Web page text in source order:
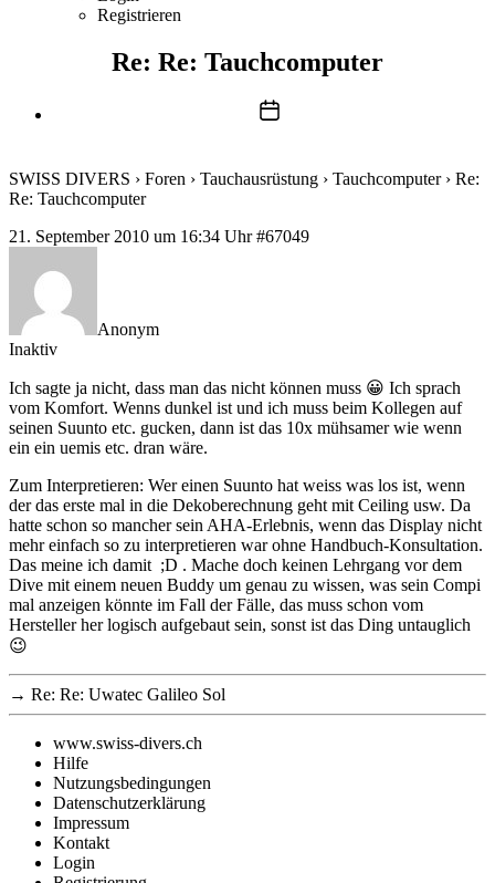
Registrieren
Re: Re: Tauchcomputer
Beitragsdatum
SWISS DIVERS › Foren › Tauchausrüstung › Tauchcomputer › Re:
Re: Tauchcomputer
21. September 2010 um 16:34 Uhr #67049
Anonym
Inaktiv
Ich sagte ja nicht, dass man das nicht können muss 😀 Ich sprach
vom Komfort. Wenns dunkel ist und ich muss beim Kollegen auf
seinen Suunto etc. gucken, dann ist das 10x mühsamer wie wenn
ein ein uemis etc. dran wäre.
Zum Interpretieren: Wer einen Suunto hat weiss was los ist, wenn
der das erste mal in die Dekoberechnung geht mit Ceiling usw. Da
hatte schon so mancher sein AHA-Erlebnis, wenn das Display nicht
mehr einfach so zu interpretieren war ohne Handbuch-Konsultation.
Das meine ich damit ;D . Mache doch keinen Lehrgang vor dem
Dive mit einem neuen Buddy um genau zu wissen, was sein Compi
mal anzeigen könnte im Fall der Fälle, das muss schon vom
Hersteller her logisch aufgebaut sein, sonst ist das Ding untauglich
😉
→ Re: Re: Uwatec Galileo Sol
www.swiss-divers.ch
Hilfe
Nutzungsbedingungen
Datenschutzerklärung
Impressum
Kontakt
Login